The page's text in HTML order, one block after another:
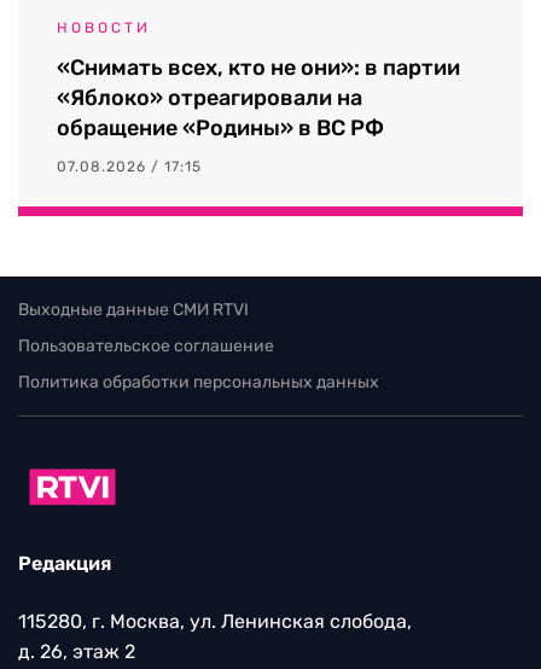
НОВОСТИ
«Снимать всех, кто не они»: в партии
«Яблоко» отреагировали на
обращение «Родины» в ВС РФ
07.08.2026 / 17:15
Выходные данные СМИ RTVI
Пользовательское соглашение
Политика обработки персональных данных
Редакция
115280, г. Москва, ул. Ленинская слобода,
д. 26, этаж 2